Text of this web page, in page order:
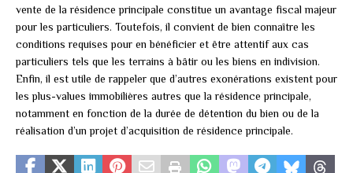
vente de la résidence principale constitue un avantage fiscal majeur
pour les particuliers. Toutefois, il convient de bien connaître les
conditions requises pour en bénéficier et être attentif aux cas
particuliers tels que les terrains à bâtir ou les biens en indivision.
Enfin, il est utile de rappeler que d’autres exonérations existent pour
les plus-values immobilières autres que la résidence principale,
notamment en fonction de la durée de détention du bien ou de la
réalisation d’un projet d’acquisition de résidence principale.